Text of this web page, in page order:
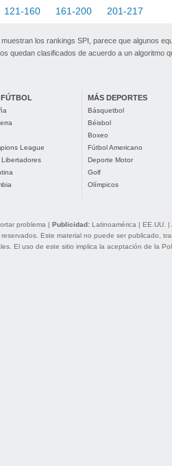
121-160 161-200 201-217
los rankings SPI, parece que algunos
quedan clasificados de acuerdo a un algoritmo
League
MÁS DEPORTES
Básquetbol
Béisbol
Boxeo
Fútbol Americano
Deporte Motor
Golf
Olímpicos
problema | Publicidad: Latinoamérica | EE.UU. |
Este material no puede ser publicado,
. El uso de este sitio implica la aceptación de la